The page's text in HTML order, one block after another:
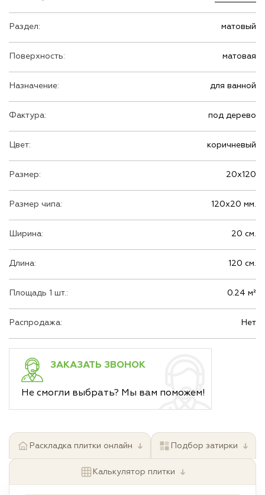
Раздел: матовый
Поверхность: матовая
Назначение: для ванной
Фактура: под дерево
Цвет: коричневый
Размер: 20х120
Размер чипа: 120х20 мм.
Ширина: 20 см.
Длина: 120 см.
Площадь 1 шт.: 0.24 м²
Распродажа: Нет
ЗАКАЗАТЬ ЗВОНОК
Не смогли выбрать? Мы вам поможем!
Раскладка плитки онлайн ↓ Подбор затирки ↓
Калькулятор плитки ↓